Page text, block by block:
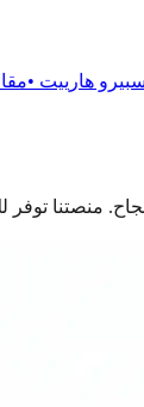
الدراسة فى
منصتنا